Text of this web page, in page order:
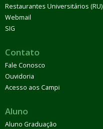
Restaurantes Universitários (RU)
Webmail
SIG
Contato
Fale Conosco
Ouvidoria
Acesso aos Campi
Aluno
Aluno Graduação